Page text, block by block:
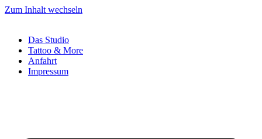
Zum Inhalt wechseln
Das Studio
Tattoo & More
Anfahrt
Impressum